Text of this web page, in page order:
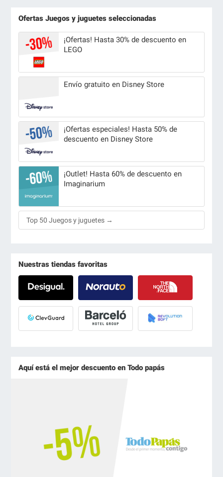
Ofertas Juegos y juguetes seleccionadas
¡Ofertas! Hasta 30% de descuento en
LEGO
Envío gratuito en Disney Store
¡Ofertas especiales! Hasta 50% de
descuento en Disney Store
¡Outlet! Hasta 60% de descuento en
Imaginarium
Top 50 Juegos y juguetes →
Nuestras tiendas favoritas
Aquí está el mejor descuento en Todo papás